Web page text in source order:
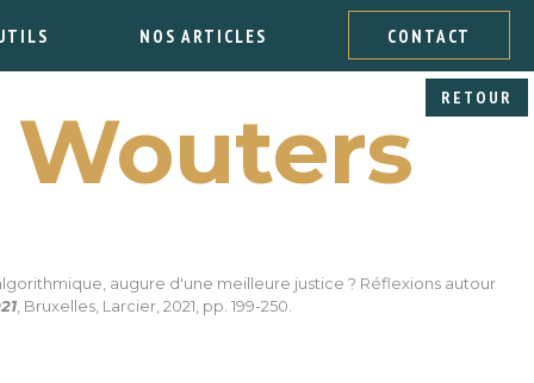
NOS ARTICLES CONTACT
RETOUR
augure d'une meilleure justice ? Réflexions autour
, Bruxelles, Larcier, 2021, pp. 199-250.